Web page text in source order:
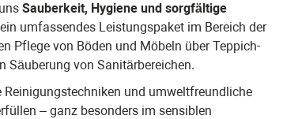
Sauberkeit, Hygiene und sorgfältige
umfassendes Leistungspaket im Bereich der
Pflege von Böden und Möbeln über Teppich-
Säuberung von Sanitärbereichen.
und umweltfreundliche
– ganz besonders im sensiblen